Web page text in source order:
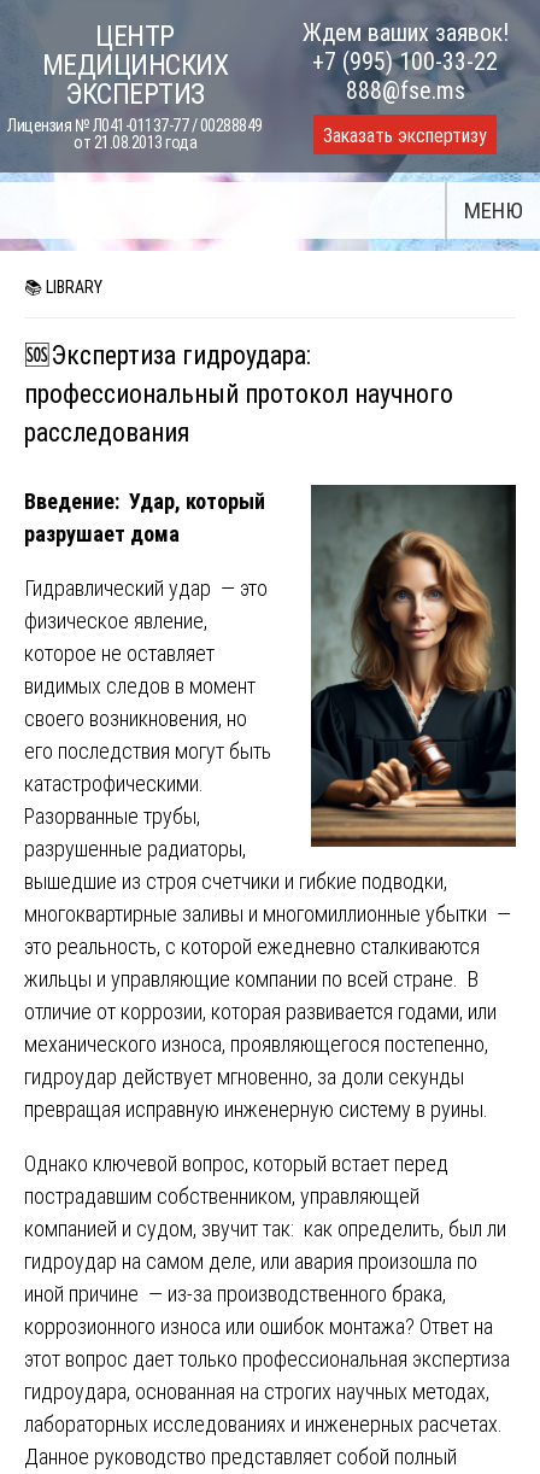
content
ЦЕНТР
МЕДИЦИНСКИХ
ЭКСПЕРТИЗ
Лицензия № Л041-01137-77 / 00288849
от 21.08.2013 года
Ждем ваших заявок!
+7 (995) 100-33-22
888@fse.ms
Заказать экспертизу
МЕНЮ
📚 LIBRARY
🆘Экспертиза гидроудара:
профессиональный протокол научного
расследования
Введение: Удар, который
разрушает дома
Гидравлический удар — это
физическое явление,
которое не оставляет
видимых следов в момент
своего возникновения, но
его последствия могут быть
катастрофическими.
Разорванные трубы,
разрушенные радиаторы,
вышедшие из строя счетчики и гибкие подводки,
многоквартирные заливы и многомиллионные убытки —
это реальность, с которой ежедневно сталкиваются
жильцы и управляющие компании по всей стране. В
отличие от коррозии, которая развивается годами, или
механического износа, проявляющегося постепенно,
гидроудар действует мгновенно, за доли секунды
превращая исправную инженерную систему в руины.
Однако ключевой вопрос, который встает перед
пострадавшим собственником, управляющей
компанией и судом, звучит так: как определить, был ли
гидроудар на самом деле, или авария произошла по
иной причине — из-за производственного брака,
коррозионного износа или ошибок монтажа? Ответ на
этот вопрос дает только профессиональная экспертиза
гидроудара, основанная на строгих научных методах,
лабораторных исследованиях и инженерных расчетах.
Данное руководство представляет собой полный